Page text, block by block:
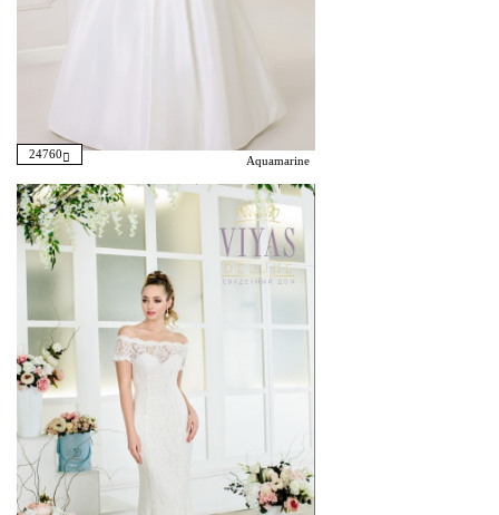
24760 Aquamarine